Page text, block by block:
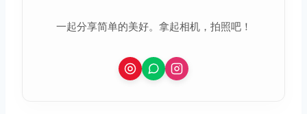
一起分享简单的美好。拿起相机，拍照吧！